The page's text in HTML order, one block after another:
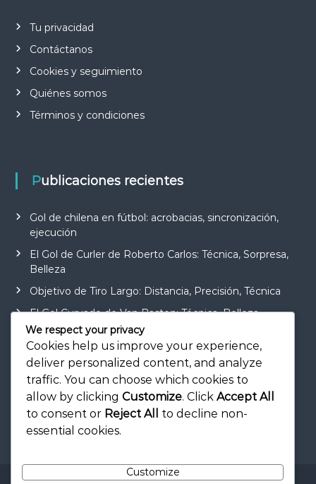
Tu privacidad
Contáctanos
Cookies y seguimiento
Quiénes somos
Términos y condiciones
Publicaciones recientes
Gol de chilena en fútbol: acrobacias, sincronización,
ejecución
El Gol de Curler de Roberto Carlos: Técnica, Sorpresa,
Belleza
Objetivo de Tiro Largo: Distancia, Precisión, Técnica
El Gol Curvado de Van Basten: Técnica, Belleza,
Legado
Objetivo de Jugada Estática en Fútbol: Estrategia,
Ejecución, Trabajo en Equipo
We respect your privacy
Cookies help us improve your experience,
deliver personalized content, and analyze
traffic. You can choose which cookies to
allow by clicking Customize. Click Accept All
to consent or Reject All
to decline non-
essential cookies.
Customize